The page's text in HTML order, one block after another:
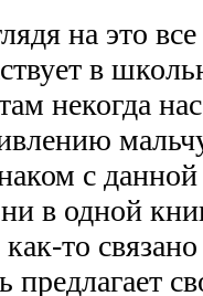
на это
в
некогда
с
в одной
как-то
предлагает